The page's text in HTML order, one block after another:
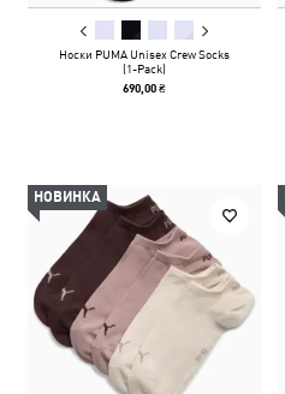
Носки PUMA Unisex Crew Socks
(1-Pack)
690,00 ₴
НОВИНКА